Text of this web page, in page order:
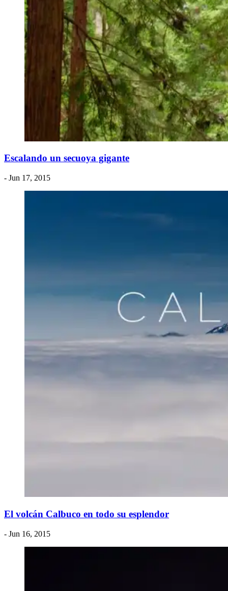
Escalando un secuoya gigante
- Jun 17, 2015
El volcán Calbuco en todo su esplendor
- Jun 16, 2015